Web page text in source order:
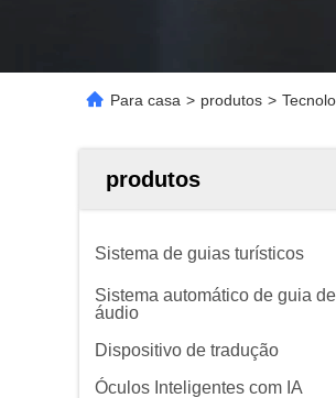
Para casa > produtos >
produtos
Sistema de guias turísticos
Sistema automático de guia de
áudio
Dispositivo de tradução
Óculos Inteligentes com IA